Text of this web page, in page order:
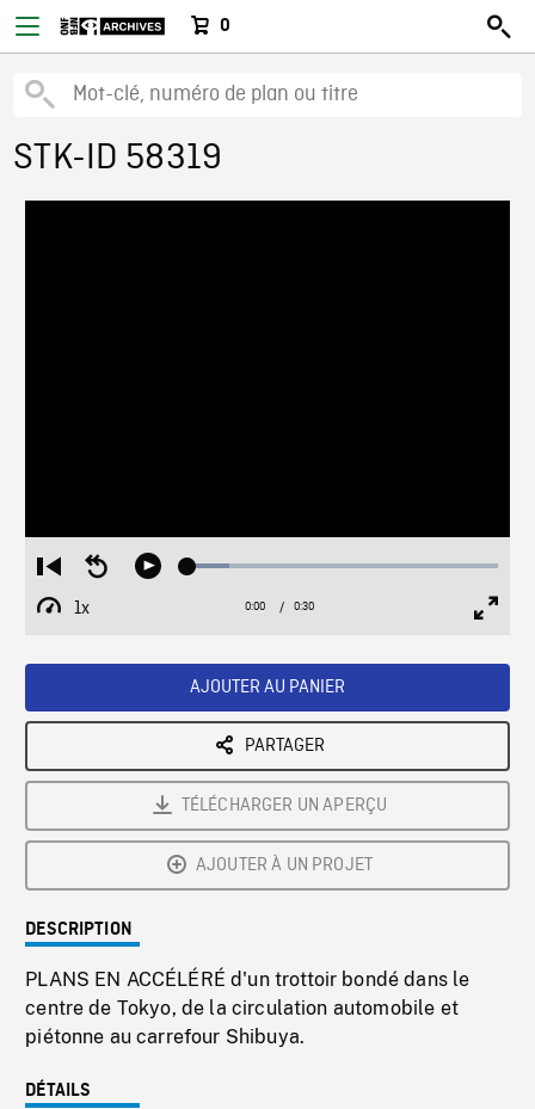
0
STK-ID 58319
Restart
from
beginning
Seek
Play Loaded:
1x
Playback
Current
0:00 / Duration
0:30
AJOUTER AU PANIER
PARTAGER
TÉLÉCHARGER UN APERÇU
AJOUTER À UN PROJET
DESCRIPTION
PLANS EN ACCÉLÉRÉ d'un trottoir bondé dans le
centre de Tokyo, de la circulation automobile et
piétonne au carrefour Shibuya.
DÉTAILS